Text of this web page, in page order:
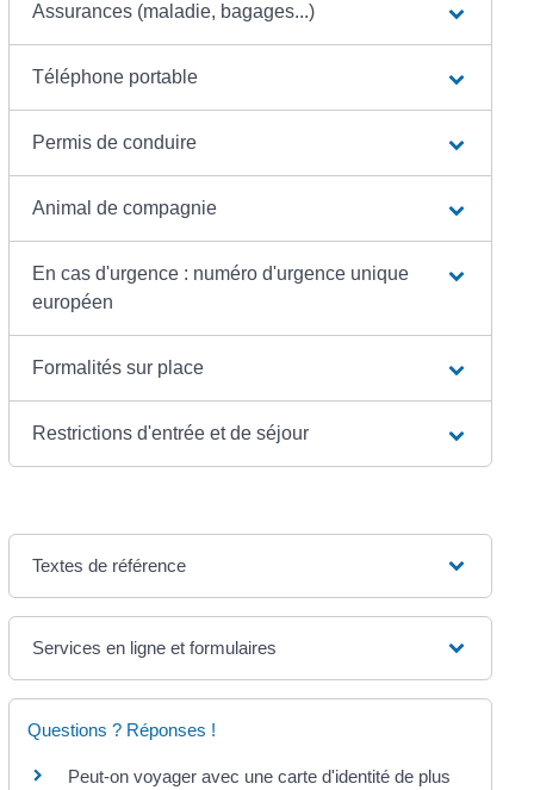
Assurances (maladie, bagages...)
Téléphone portable
Permis de conduire
Animal de compagnie
En cas d'urgence : numéro d'urgence unique
européen
Formalités sur place
Restrictions d'entrée et de séjour
Textes de référence
Services en ligne et formulaires
Questions ? Réponses !
Peut-on voyager avec une carte d'identité de plus